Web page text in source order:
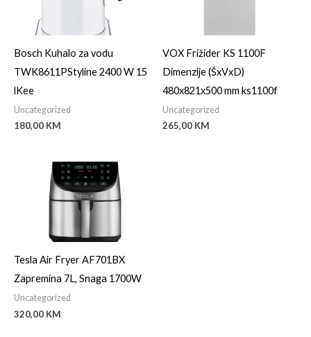
Bosch Kuhalo za vodu
TWK8611PStyline 2400 W 15
lKee
Uncategorized
180,00 KM
VOX Frižider KS 1100F
Dimenzije (ŠxVxD)
480x821x500 mm ks1100f
Uncategorized
265,00 KM
Tesla Air Fryer AF701BX
Zapremina 7L, Snaga 1700W
Uncategorized
320,00 KM